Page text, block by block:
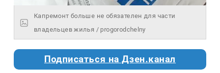
Капремонт больше не обязателен для части
владельцев жилья / progorodchelny
Подписаться на Дзен.канал